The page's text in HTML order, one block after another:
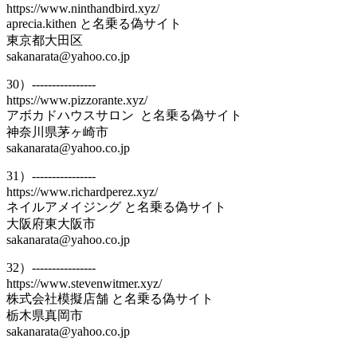
https://www.ninthandbird.xyz/
aprecia.kithen と名乗る偽サイト
東京都大田区
sakanarata@yahoo.co.jp
30）----------------
https://www.pizzorante.xyz/
アボカドハウスサロン と名乗る偽サイト
神奈川県茅ヶ崎市
sakanarata@yahoo.co.jp
31）----------------
https://www.richardperez.xyz/
ネイルアメイジング と名乗る偽サイト
大阪府東大阪市
sakanarata@yahoo.co.jp
32）----------------
https://www.stevenwitmer.xyz/
株式会社模擬店舗 と名乗る偽サイト
栃木県真岡市
sakanarata@yahoo.co.jp